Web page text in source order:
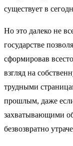
существует в
Но это далеко не
государстве
сформировав
взгляд на
трудными
прошлым, даже
захватывающими
безвозвратно